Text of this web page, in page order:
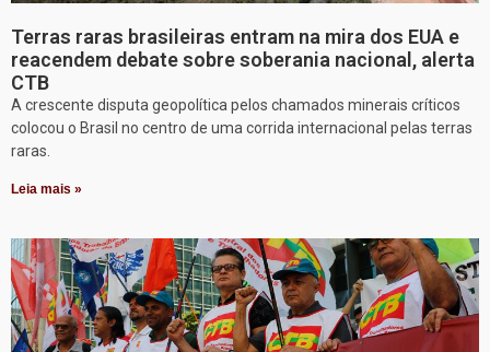
Terras raras brasileiras entram na mira dos EUA e
reacendem debate sobre soberania nacional, alerta
CTB
A crescente disputa geopolítica pelos chamados minerais críticos
colocou o Brasil no centro de uma corrida internacional pelas terras
raras.
Leia mais »